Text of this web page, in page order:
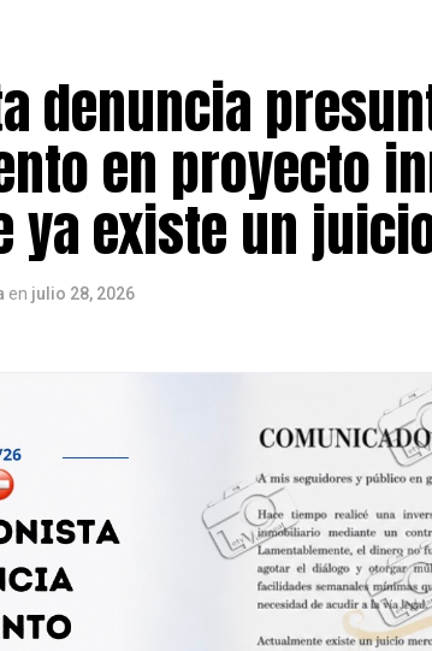
denuncia
en proyecto
ya existe un
en julio 28, 2026